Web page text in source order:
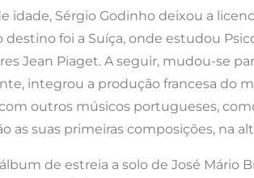
idade, Sérgio Godinho deixou a
foi a Suíça, onde estudou
Jean Piaget. A seguir, mudou-se
integrou a produção francesa do
outros músicos portugueses,
as suas primeiras composições, na
de estreia a solo de José Mário